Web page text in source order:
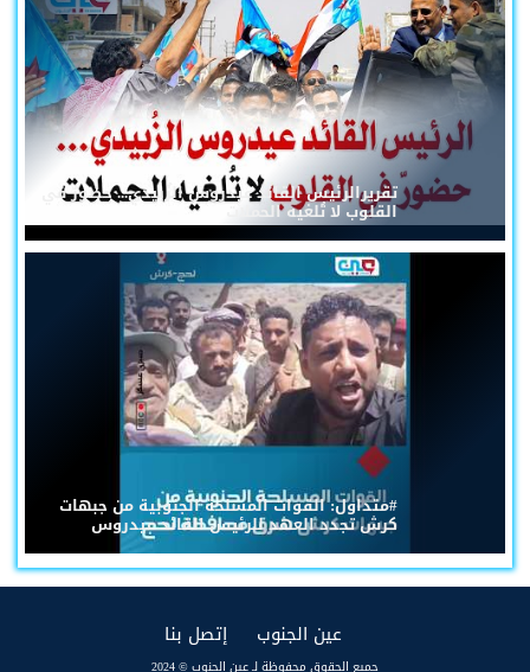
تقريرالرئيس القائد عيدروس الزُبيدي... حضورٌ في
القلوب لا تُلغيه الحملات
#متداول: القوات المسلحة الجنوبية من جبهات
كرش تجدد العهد للرئيس القائد عيدروس
عين الجنوب إتصل بنا
جميع الحقوق محفوظة لـ عين الجنوب © 2024